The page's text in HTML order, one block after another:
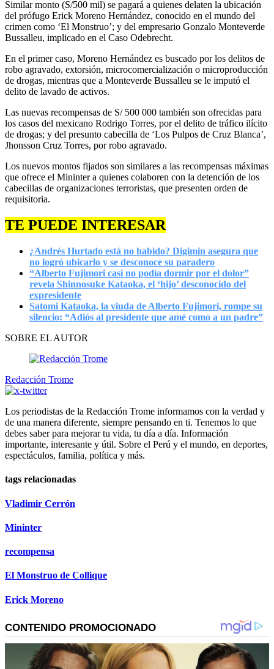
Similar monto (S/500 mil) se pagará a quienes delaten la ubicación
del prófugo Erick Moreno Hernández, conocido en el mundo del
crimen como ‘El Monstruo’; y del empresario Gonzalo Monteverde
Bussalleu, implicado en el Caso Odebrecht.
En el primer caso, Moreno Hernández es buscado por los delitos de
robo agravado, extorsión, microcomercialización o microproducción
de drogas, mientras que a Monteverde Bussalleu se le imputó el
delito de lavado de activos.
Las nuevas recompensas de S/ 500 000 también son ofrecidas para
los casos del mexicano Rodrigo Torres, por el delito de tráfico ilícito
de drogas; y del presunto cabecilla de ‘Los Pulpos de Cruz Blanca’,
Jhonsson Cruz Torres, por robo agravado.
Los nuevos montos fijados son similares a las recompensas máximas
que ofrece el Mininter a quienes colaboren con la detención de los
cabecillas de organizaciones terroristas, que presenten orden de
requisitoria.
TE PUEDE INTERESAR
¿Andrés Hurtado está no habido? Digimin asegura que
no logró ubicarlo y se desconoce su paradero
“Alberto Fujimori casi no podía dormir por el dolor”
revela Shinnosuke Kataoka, el ‘hijo’ desconocido del
expresidente
Satomi Kataoka, la viuda de Alberto Fujimori, rompe su
silencio: “Adiós al presidente que amé como a un padre”
SOBRE EL AUTOR
Redacción Trome
Los periodistas de la Redacción Trome informamos con la verdad y
de una manera diferente, siempre pensando en ti. Tenemos lo que
debes saber para mejorar tu vida, tu día a día. Información
importante, interesante y útil. Sobre el Perú y el mundo, en deportes,
espectáculos, familia, política y más.
tags relacionadas
Vladimir Cerrón
Mininter
recompensa
El Monstruo de Collique
Erick Moreno